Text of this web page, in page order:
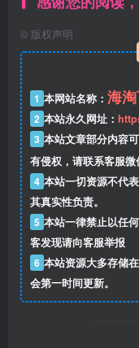
© 版权声明
1 本网站名称： 海
2 本站永久网址：
3 本站文章部分内容
有侵权，请联系客服微
4 本站一切资源不代
其真实性负责。
5 本站一律禁止以任
客发现请向客服举报
6 本站资源大多存储
会第一时间更新。